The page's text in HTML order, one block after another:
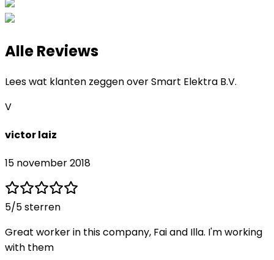
Alle Reviews
Lees wat klanten zeggen overSmart Elektra B.V.
V
victor laiz
15 november 2018
5/5 sterren
Great worker in this company, Fai and Illa. I'm working
with them